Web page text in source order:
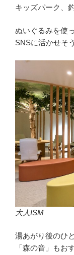
キッズパーク、
ぬいぐるみを使
SNSに活かせそ
大人ISM
湯あがり後のひ
「森の音」もお